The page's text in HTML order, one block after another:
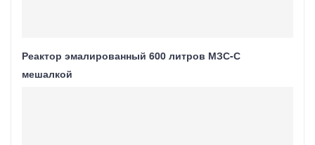
Реактор эмалированный 600 литров МЗС-С
мешалкой